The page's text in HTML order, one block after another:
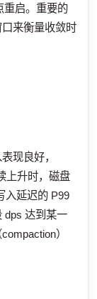
重启。重要的
来衡量收敛时
现良好，
上升时，磁盘
入延迟的 P99
dps 达到某一
）